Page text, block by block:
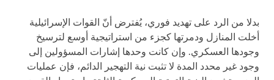
بدلا من الرد على تهديد فوري، يُفترض أنّ القوات الإسرائيلية
أخلت المنازل ودمرتها كجزء من استراتيجية أوسع لترسيخ
وجودها العسكري. وإن كانت وحدها إشارات المسؤولين إلى
وجود غير محدد المدة لا تثبت نية التهجير الدائم، فإن عمليات